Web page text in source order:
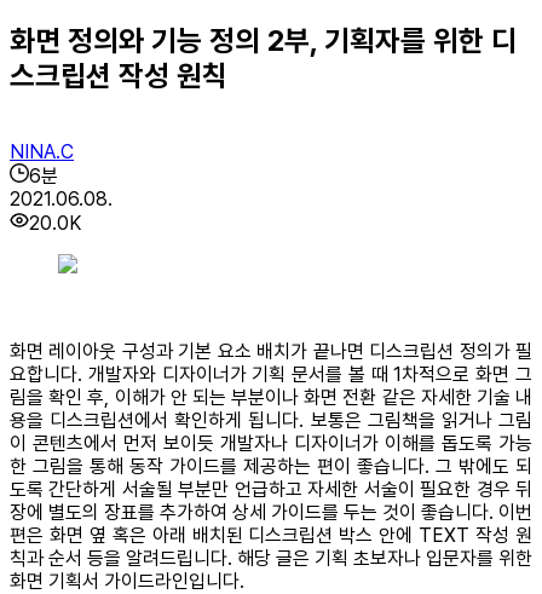
화면 정의와 기능 정의 2부, 기획자를 위한 디
스크립션 작성 원칙
NINA.C
6분
2021.06.08.
20.0K
화면 레이아웃 구성과 기본 요소 배치가 끝나면 디스크립션 정의가 필
요합니다. 개발자와 디자이너가 기획 문서를 볼 때 1차적으로 화면 그
림을 확인 후, 이해가 안 되는 부분이나 화면 전환 같은 자세한 기술 내
용을 디스크립션에서 확인하게 됩니다. 보통은 그림책을 읽거나 그림
이 콘텐츠에서 먼저 보이듯 개발자나 디자이너가 이해를 돕도록 가능
한 그림을 통해 동작 가이드를 제공하는 편이 좋습니다. 그 밖에도 되
도록 간단하게 서술될 부분만 언급하고 자세한 서술이 필요한 경우 뒤
장에 별도의 장표를 추가하여 상세 가이드를 두는 것이 좋습니다. 이번
편은 화면 옆 혹은 아래 배치된 디스크립션 박스 안에 TEXT 작성 원
칙과 순서 등을 알려드립니다. 해당 글은 기획 초보자나 입문자를 위한
화면 기획서 가이드라인입니다.